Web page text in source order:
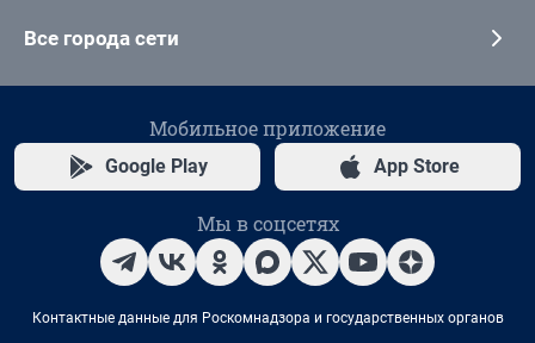
Все города сети
Мобильное приложение
Google Play App Store
Мы в соцсетях
Контактные данные для Роскомнадзора и государственных органов